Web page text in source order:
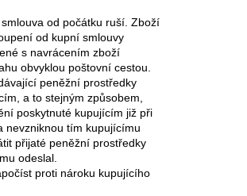
od počátku ruší. Zboží
od kupní smlouvy
s navrácením zboží
obvyklou poštovní cestou.
peněžní prostředky
a to stejným způsobem,
poskytnuté kupujícím již při
nevzniknou tím kupujícímu
přijaté peněžní prostředky
odeslal.
proti nároku kupujícího